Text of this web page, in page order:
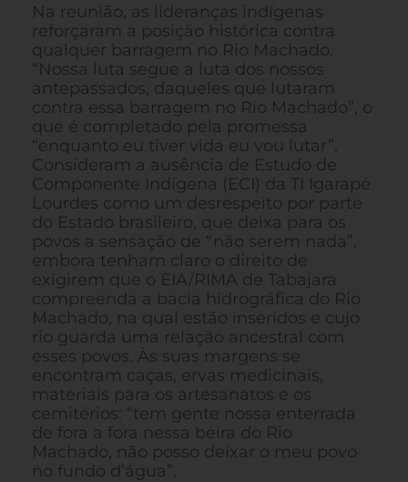
Na reunião, as lideranças indígenas
reforçaram a posição histórica contra
qualquer barragem no Rio Machado.
“Nossa luta segue a luta dos nossos
antepassados, daqueles que lutaram
contra essa barragem no Rio Machado”, o
que é completado pela promessa
“enquanto eu tiver vida eu vou lutar”.
Consideram a ausência de Estudo de
Componente Indígena (ECI) da TI Igarapé
Lourdes como um desrespeito por parte
do Estado brasileiro, que deixa para os
povos a sensação de “não serem nada”,
embora tenham claro o direito de
exigirem que o EIA/RIMA de Tabajara
compreenda a bacia hidrográfica do Rio
Machado, na qual estão inseridos e cujo
rio guarda uma relação ancestral com
esses povos. Às suas margens se
encontram caças, ervas medicinais,
materiais para os artesanatos e os
cemitérios: “tem gente nossa enterrada
de fora a fora nessa beira do Rio
Machado, não posso deixar o meu povo
no fundo d’água”.